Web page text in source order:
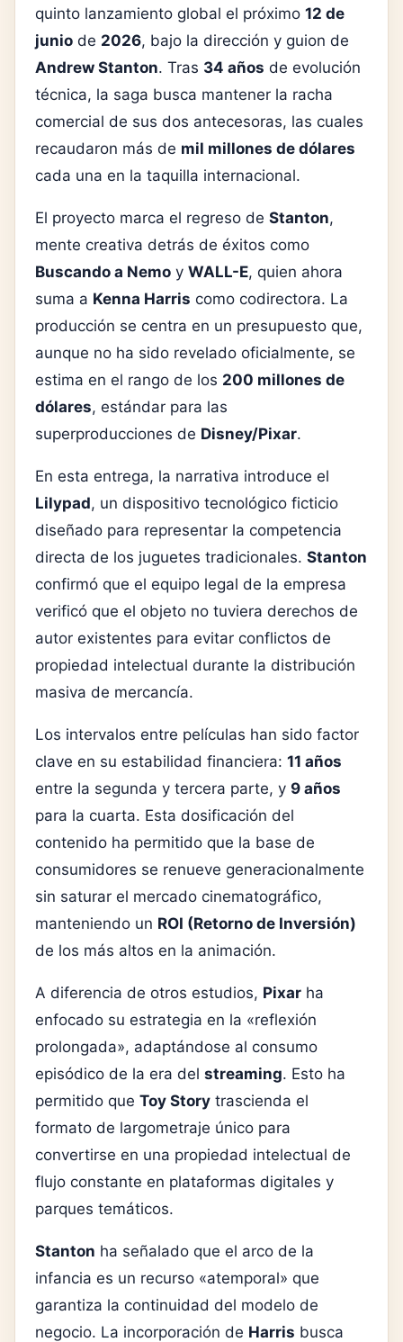
quinto lanzamiento global el próximo 12 de
junio de 2026, bajo la dirección y guion de
Andrew Stanton. Tras 34 años de evolución
técnica, la saga busca mantener la racha
comercial de sus dos antecesoras, las cuales
recaudaron más de mil millones de dólares
cada una en la taquilla internacional.
El proyecto marca el regreso de Stanton,
mente creativa detrás de éxitos como
Buscando a Nemo y WALL-E, quien ahora
suma a Kenna Harris como codirectora. La
producción se centra en un presupuesto que,
aunque no ha sido revelado oficialmente, se
estima en el rango de los 200 millones de
dólares, estándar para las
superproducciones de Disney/Pixar.
En esta entrega, la narrativa introduce el
Lilypad, un dispositivo tecnológico ficticio
diseñado para representar la competencia
directa de los juguetes tradicionales. Stanton
confirmó que el equipo legal de la empresa
verificó que el objeto no tuviera derechos de
autor existentes para evitar conflictos de
propiedad intelectual durante la distribución
masiva de mercancía.
Los intervalos entre películas han sido factor
clave en su estabilidad financiera: 11 años
entre la segunda y tercera parte, y 9 años
para la cuarta. Esta dosificación del
contenido ha permitido que la base de
consumidores se renueve generacionalmente
sin saturar el mercado cinematográfico,
manteniendo un ROI (Retorno de Inversión)
de los más altos en la animación.
A diferencia de otros estudios, Pixar ha
enfocado su estrategia en la «reflexión
prolongada», adaptándose al consumo
episódico de la era del streaming. Esto ha
permitido que Toy Story trascienda el
formato de largometraje único para
convertirse en una propiedad intelectual de
flujo constante en plataformas digitales y
parques temáticos.
Stanton ha señalado que el arco de la
infancia es un recurso «atemporal» que
garantiza la continuidad del modelo de
negocio. La incorporación de Harris busca